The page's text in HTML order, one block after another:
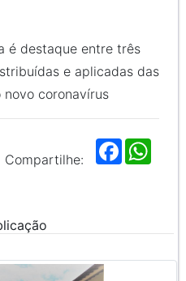
Compartilhe:
F
a
k
p